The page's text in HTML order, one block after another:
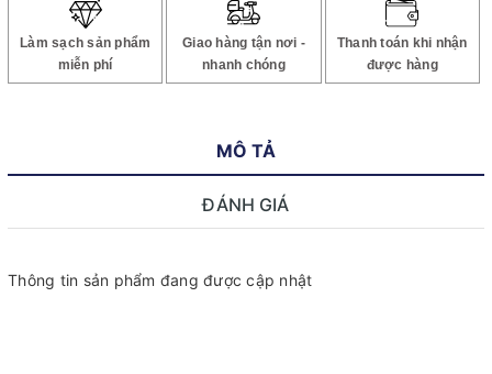
Làm sạch sản phẩm
miễn phí
Giao hàng tận nơi -
nhanh chóng
Thanh toán khi nhận
được hàng
MÔ TẢ
ĐÁNH GIÁ
Thông tin sản phẩm đang được cập nhật